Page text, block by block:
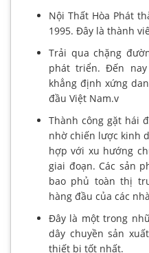
Nội Thất Hòa Phát
1995. Đây là thành
Trải qua chặng
phát triển. Đến
khẳng định xứng
đầu Việt Nam.v
Thành công gặt hái
nhờ chiến lược kinh
hợp với xu hướng
giai đoạn. Các sản
bao phủ toàn thị
hàng đầu của các
Đây là một trong
dây chuyền sản
thiết bị tốt nhất.